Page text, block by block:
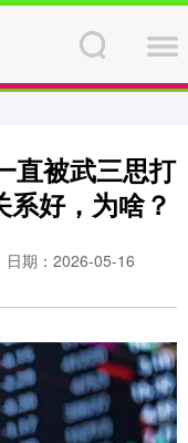
直被武三思打
好，为啥？
日期：2026-05-16